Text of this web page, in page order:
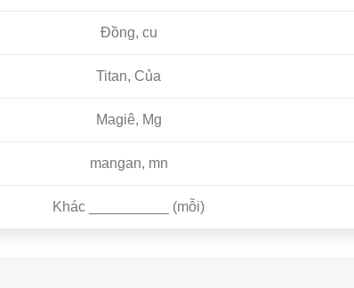
Đồng, cu
Titan, Của
Magiê, Mg
mangan, mn
Khác __________ (mỗi)